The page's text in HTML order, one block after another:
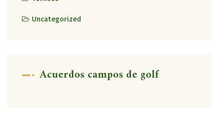
Uncategorized
Acuerdos campos de golf